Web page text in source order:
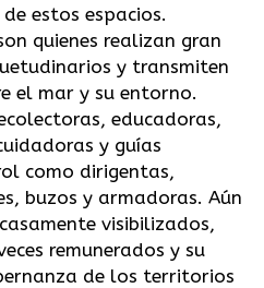
estos espacios.
quienes realizan gran
y transmiten
el mar y su entorno.
educadoras,
y guías
como dirigentas,
buzos y armadoras. Aún
visibilizados,
remunerados y su
de los territorios